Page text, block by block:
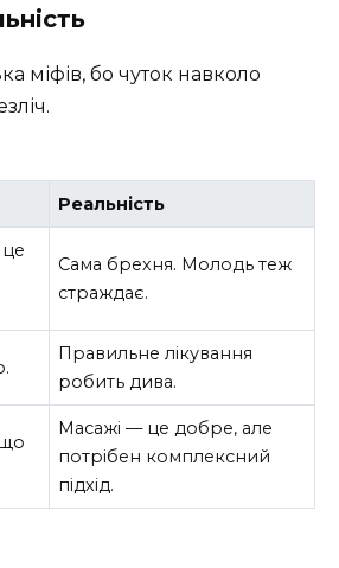
міфів, бо чуток навколо
Реальність
Сама брехня. Молодь теж
страждає.
Правильне лікування
робить дива.
Масажі — це добре, але
потрібен комплексний
підхід.